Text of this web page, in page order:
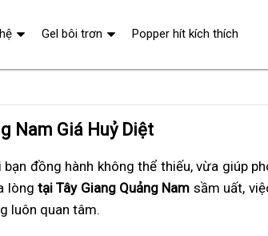
Nam Giá Huỷ Diệt
đồng hành không thể thiếu, vừa giúp
lòngtại Tây Giang Quảng Nam sầm uất,
luôn quan tâm.
Gel bôi trơn Popper hít kích thích